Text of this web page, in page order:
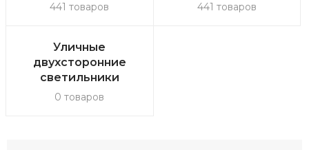
441 товаров 441 товаров
Уличные
двухсторонние
светильники
0 товаров